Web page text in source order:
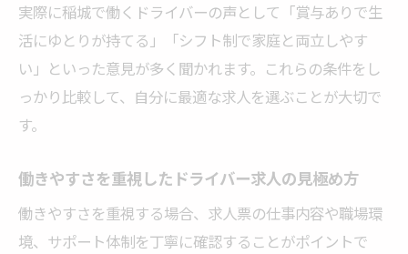
介
稲城市内で未経験から成長できるドライバ
ー職
探す
ドライバーで安定した正社員雇用を得るポ
イント
実際に稲城で働くドライバーの声として「賞与ありで生
活にゆとりが持てる」「シフト制で家庭と両立しやす
い」といった意見が多く聞かれます。これらの条件をし
っかり比較して、自分に最適な求人を選ぶことが大切で
す。
働きやすさを重視したドライバー求人の見極め方
働きやすさを重視する場合、求人票の仕事内容や職場環
境、サポート体制を丁寧に確認することがポイントで